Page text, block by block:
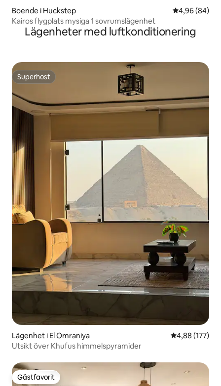
Boende i Huckstep 4,96 av 5 i
4,96 (84)
Kairos flygplats mysiga 1 sovrumslägenhet
Lägenheter med luftkonditionering
Superhost
Superhost
Lägenhet i El Omraniya 4,88 av 5 i
4,88 (177)
Utsikt över Khufus himmelspyramider
Gästfavorit
Gästfavorit